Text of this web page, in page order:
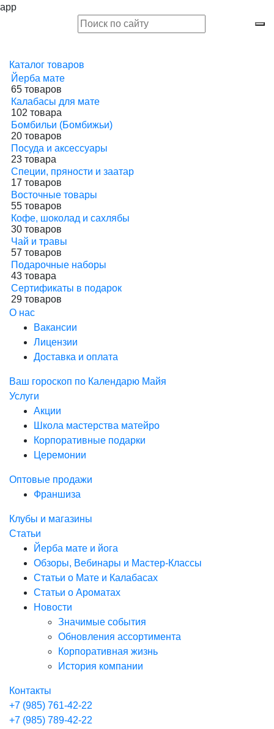
app
Каталог товаров
Йерба мате
65 товаров
Калабасы для мате
102 товара
Бомбильи (Бомбижьи)
20 товаров
Посуда и аксессуары
23 товара
Специи, пряности и заатар
17 товаров
Восточные товары
55 товаров
Кофе, шоколад и сахлябы
30 товаров
Чай и травы
57 товаров
Подарочные наборы
43 товара
Сертификаты в подарок
29 товаров
О нас
Вакансии
Лицензии
Доставка и оплата
Ваш гороскоп по Календарю Майя
Услуги
Акции
Школа мастерства матейро
Корпоративные подарки
Церемонии
Оптовые продажи
Франшиза
Клубы и магазины
Статьи
Йерба мате и йога
Обзоры, Вебинары и Мастер-Классы
Статьи о Мате и Калабасах
Статьи о Ароматах
Новости
Значимые события
Обновления ассортимента
Корпоративная жизнь
История компании
Контакты
+7 (985) 761-42-22
+7 (985) 789-42-22